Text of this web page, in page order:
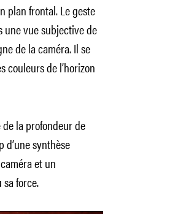
plan frontal. Le geste
une vue subjective de
de la caméra. Il se
couleurs de l’horizon
la profondeur de
synthèse
et un
force.